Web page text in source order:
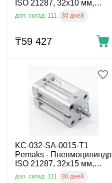
ISO 21287, 32x10 мм,
двуст. действ., нар.
резьба
доп. склад: 111 30 дней
₸59 427
KC-032-SA-0015-T1
Pemaks - Пневмоцилиндр
ISO 21287, 32x15 мм,
двуст. действ., нар.
доп. склад: 111 30 дней